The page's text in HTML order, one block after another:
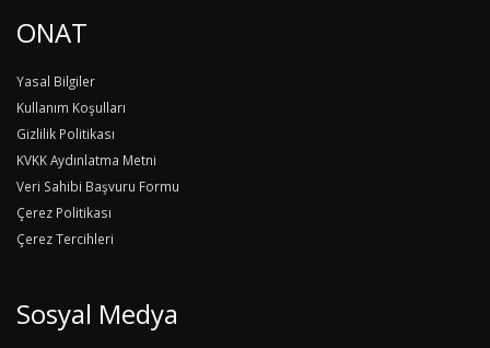
ONAT
Yasal Bilgiler
Kullanım Koşulları
Gizlilik Politikası
KVKK Aydınlatma Metni
Veri Sahibi Başvuru Formu
Çerez Politikası
Çerez Tercihleri
Sosyal Medya